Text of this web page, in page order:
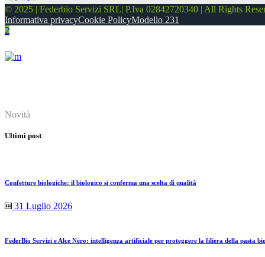
© 2025 | Federbio Servizi SRL| P.Iva 02842720340 | All Rights
Informativa privacyCookie PolicyModello 231
Novità
Ultimi post
Confetture biologiche: il biologico si conferma una scelta di qualità
31 Luglio 2026
FederBio Servizi e Alce Nero: intelligenza artificiale per proteggere la filiera della pasta